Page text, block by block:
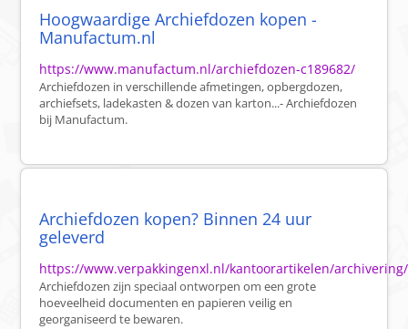
Hoogwaardige Archiefdozen kopen -
Manufactum.nl
https://www.manufactum.nl/archiefdozen-c189682/
Archiefdozen in verschillende afmetingen, opbergdozen,
archiefsets, ladekasten & dozen van karton...- Archiefdozen
bij Manufactum.
Archiefdozen kopen? Binnen 24 uur
geleverd
https://www.verpakkingenxl.nl/kantoorartikelen/
Archiefdozen zijn speciaal ontworpen om een grote
hoeveelheid documenten en papieren veilig en
georganiseerd te bewaren.